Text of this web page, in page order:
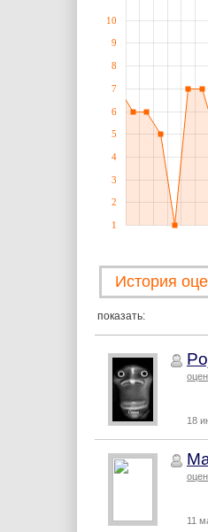
1
2
3
4
5
6
7
8
9
10
История
показать:
18
11